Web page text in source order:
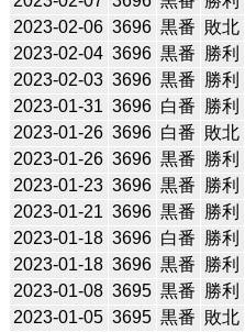
2023-02-06 3696 黒番 敗北
2023-02-04 3696 黒番 勝利
2023-02-03 3696 黒番 勝利
2023-01-31 3696 白番 勝利
2023-01-26 3696 白番 敗北
2023-01-26 3696 黒番 勝利
2023-01-23 3696 黒番 勝利
2023-01-21 3696 黒番 勝利
2023-01-18 3696 白番 勝利
2023-01-18 3696 黒番 勝利
2023-01-08 3695 黒番 勝利
2023-01-05 3695 黒番 敗北